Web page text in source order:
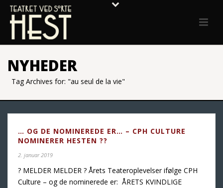
NYHEDER
Tag Archives for: "au seul de la vie"
… OG DE NOMINEREDE ER… – CPH CULTURE
NOMINERER HESTEN ??
2. januar 2019
? MELDER MELDER ? Årets Teateroplevelser ifølge CPH
Culture – og de nominerede er: ÅRETS KVINDLIGE